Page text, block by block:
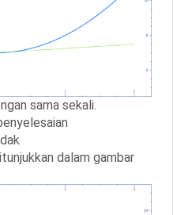
sama sekali.
dalam gambar